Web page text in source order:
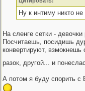
Ну к интиму никто
На сленге сетки -
Посчитаешь, посидишь
конвертируют, взмокнешь
разок, другой... и
А потом я буду спорить с